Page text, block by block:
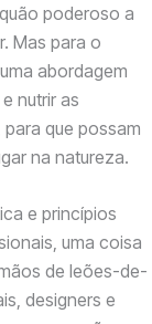
poderoso a
Mas para o
abordagem
nutrir as
que possam
na natureza.
e princípios
uma coisa
de leões-de-
designers e